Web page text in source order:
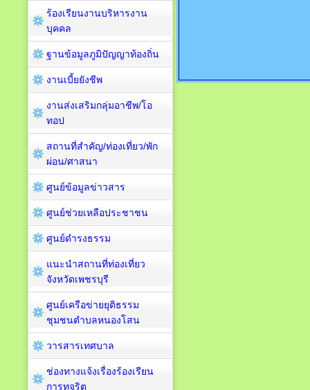
ร้องเรียนงานบริหารงาน
บุคคล
ฐานข้อมูลภูมิปัญญาท้องถิ่น
งานเบี้ยยังชีพ
งานส่งเสริมกลุ่มอาชีพ/โอ
ทอป
สถานที่สำคัญ/ท่องเที่ยว/พัก
ผ่อน/ศาสนา
ศูนย์ข้อมูลข่าวสาร
ศูนย์ช่วยเหลือประชาชน
ศูนย์ดำรงธรรม
แนะนำสถานที่ท่องเที่ยว
จังหวัดเพชรบุรี
ศูนย์เครือข่ายยุติธรรม
ชุมชนตำบลหนองโสน
วารสารเทศบาล
ช่องทางแจ้งเรื่องร้องเรียน
การทุจริต